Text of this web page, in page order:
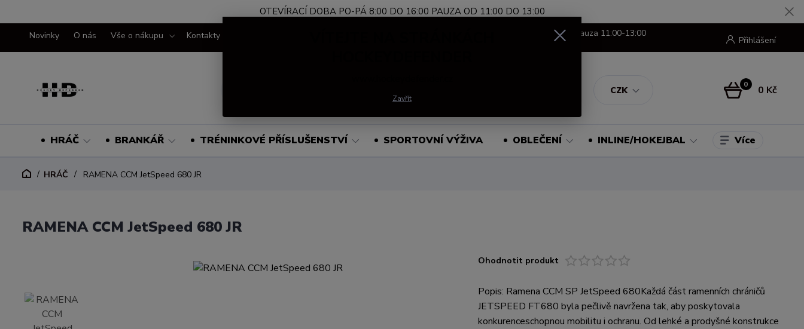
OTEVÍRACÍ DOBA PO-PÁ 8:00 DO 16:00 PAUZA OD 11:00 DO 13:00
Novinky O nás Vše o nákupu Kontakty
CZK
Přihlášení
Po-Pá, 8:00-16:00 pauza 11:00-13:00
0 0 Kč
HRÁČ BRANKÁŘ TRÉNINKOVÉ PŘÍSLUŠENSTVÍ SPORTOVNÍ VÝŽIVA OBLEČENÍ INLINE/HOKEJBAL Více
HRÁČ RAMENA CCM JetSpeed 680 JR
RAMENA CCM JetSpeed 680 JR
Ohodnotit produkt
Popis: Ramena CCM SP JetSpeed 680Každá část ramenních chráničů
JETSPEED FT680 byla pečlivě navržena tak, aby poskytovala
konkurenceschopnou mobilitu i ochranu. Od lehké a prodyšné konstrukce
Zavřít